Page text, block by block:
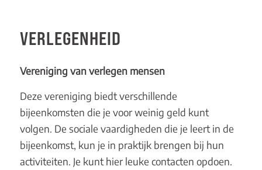
VERLEGENHEID
Vereniging van verlegen mensen
Deze vereniging biedt verschillende
bijeenkomsten die je voor weinig geld kunt
volgen. De sociale vaardigheden die je leert in de
bijeenkomst, kun je in praktijk brengen bij hun
activiteiten. Je kunt hier leuke contacten opdoen.